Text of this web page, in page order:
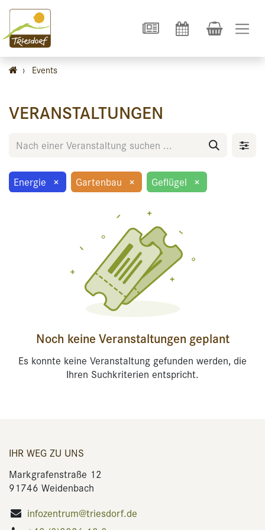
› Events
VERANSTALTUNGEN
Energie × Gartenbau × Geflügel ×
Noch keine Veranstaltungen geplant
Es konnte keine Veranstaltung gefunden werden, die
Ihren Suchkriterien entspricht.
IHR WEG ZU UNS
Markgrafenstraße 12
91746 Weidenbach
infozentrum@triesdorf.de